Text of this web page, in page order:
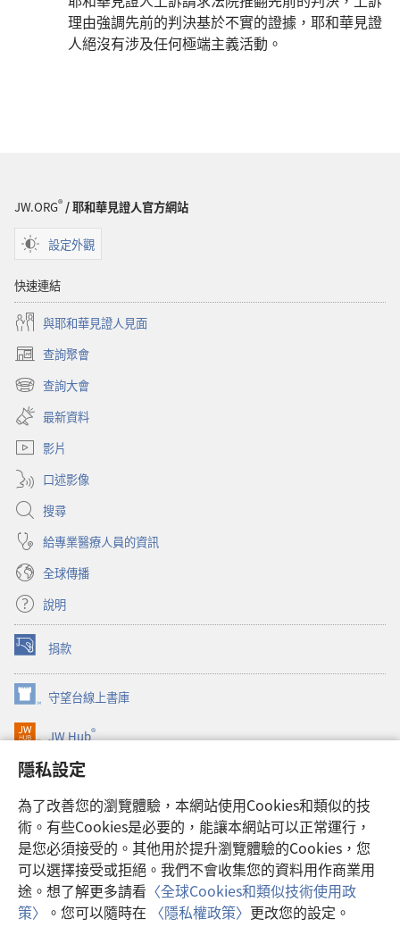
隱私設定
為了改善您的瀏覽體驗，本網站使用Cookies和類似的技
術。有些Cookies是必要的，能讓本網站可以正常運行，
是您必須接受的。其他用於提升瀏覽體驗的Cookies，您
可以選擇接受或拒絕。我們不會收集您的資料用作商業用
途。想了解更多請看 〈全球Cookies和類似技術使用政
策〉 。您可以隨時在 〈隱私權政策〉 更改您的設定。
理由強調先前的判決基於不實的證據，耶和華見證
人絕沒有涉及任何極端主義活動。
JW.ORG®/ 耶和華見證人官方網站
設定外觀
快速連結
與耶和華見證人見面
查詢聚會
（開
啟
新
視
窗）
查詢大會
（開
啟
新
視
最新資料
影片
口述影像
搜尋
給專業醫療人員的資訊
全球傳播
說明
捐款
（開
啟
新
視
窗）
守望台線上書庫
（開
啟
新
窗）
JW Hub®
（開
啟
新
視
窗）
JW Library®
Watchtower Library
Copyright© 2026 Watch Tower Bible and Tract Society of Pennsylvania.
使用條款 |隱私權政策| 隱私設定